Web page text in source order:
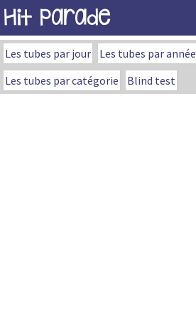
Hit Parade
Les tubes par jour Les tubes par année
Les tubes par catégorie
Blind test